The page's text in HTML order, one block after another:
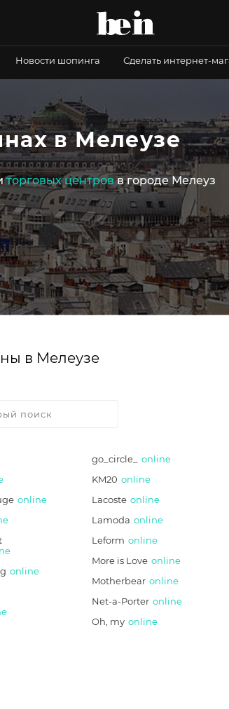
Новости шопинга Сделать интернет-
в Мелеузе
торговых центровв городе Мелеуз
в Мелеузе
online
online
go_circle_
online
KM20 online
Lacoste online
Lamoda online
Leform online
More is Love online
Motherbear online
Net-a-Porter online
Oh, my online